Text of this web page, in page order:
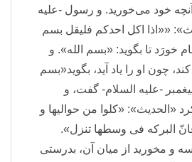
خود می‌خورید. و رسول -علیه
««اذا اکل احدکم فلیقل بسم
خورَد تا بگوید: «بسم الله». و
چون او را یاد آید، بگوید«بسم
-علیه السلام- گفت، و
«الحدیث»: «کلوا من حوالیها و
البرکه فی وسطها تنزل».
و مخورید از میان آن، بدرستی